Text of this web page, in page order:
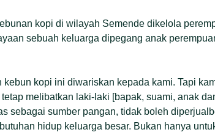
kopi di wilayah Semende dikelola
sebuah keluarga dipegang anak
kebun kopi ini diwariskan kepada kami. Tapi
melibatkan laki-laki [bapak, suami, anak
sebagai sumber pangan, tidak boleh
hidup keluarga besar. Bukan hanya